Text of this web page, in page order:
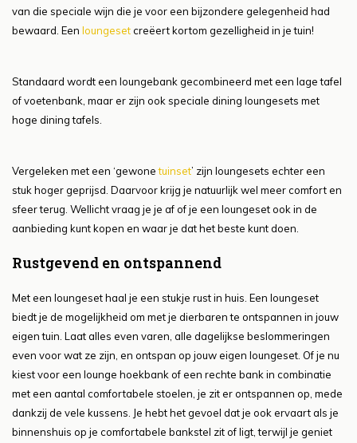
van die speciale wijn die je voor een bijzondere gelegenheid had
bewaard. Een loungesetcreëert kortom gezelligheid in je tuin!
Standaard wordt een loungebank gecombineerd met een lage tafel
of voetenbank, maar er zijn ook speciale dining loungesets met
hoge dining tafels.
Vergeleken met een ‘gewonetuinset’ zijn loungesets echter een
stuk hoger geprijsd. Daarvoor krijg je natuurlijk wel meer comfort en
sfeer terug. Wellicht vraag je je af of je een loungeset ook in de
aanbieding kunt kopen en waar je dat het beste kunt doen.
Rustgevend en ontspannend
Met een loungeset haal je een stukje rust in huis. Een loungeset
biedt je de mogelijkheid om met je dierbaren te ontspannen in jouw
eigen tuin. Laat alles even varen, alle dagelijkse beslommeringen
even voor wat ze zijn, en ontspan op jouw eigen loungeset. Of je nu
kiest voor een lounge hoekbank of een rechte bank in combinatie
met een aantal comfortabele stoelen, je zit er ontspannen op, mede
dankzij de vele kussens. Je hebt het gevoel dat je ook ervaart als je
binnenshuis op je comfortabele bankstel zit of ligt, terwijl je geniet